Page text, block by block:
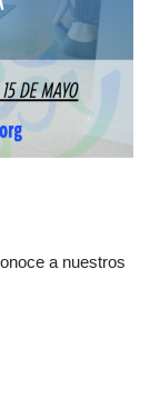
a nuestros